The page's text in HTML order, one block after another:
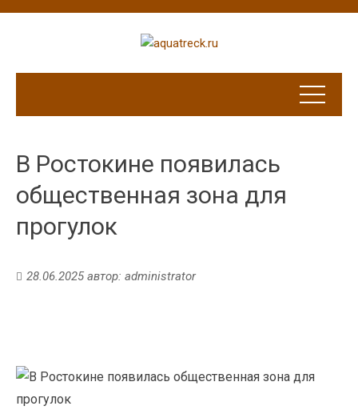
В Ростокине появилась
общественная зона для
прогулок
28.06.2025автор: administrator